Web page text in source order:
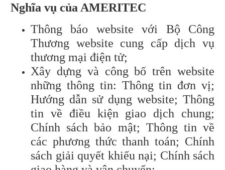
Nghĩa vụ của AMERITEC
Thông báo website với Bộ Công
Thương website cung cấp dịch vụ
thương mại điện tử;
Xây dựng và công bố trên website
những thông tin: Thông tin đơn vị;
Hướng dẫn sử dụng website; Thông
tin về điều kiện giao dịch chung;
Chính sách bảo mật; Thông tin về
các phương thức thanh toán; Chính
sách giải quyết khiếu nại; Chính sách